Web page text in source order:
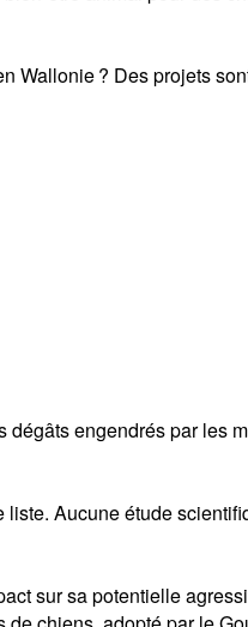
? Des projets
engendrés par les
Aucune étude
sur sa potentielle